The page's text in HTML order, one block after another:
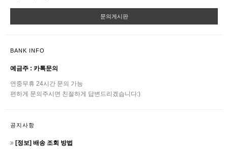
문의게시판
BANK INFO
예금주 : 카톡문의
연중무휴 24시간 문의 가능
편하게 문의주시면 친절하게 답변드리겠습니다:)
공지사항
[정보] 배송 조회 방법